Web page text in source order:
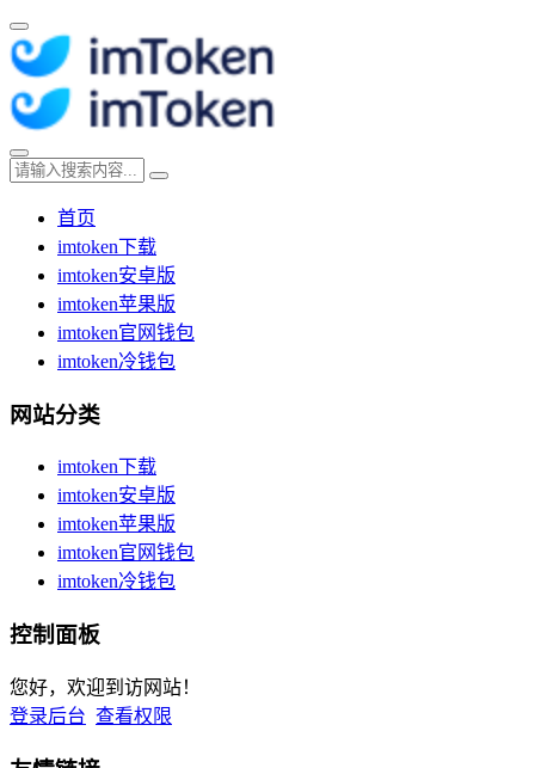
首页
imtoken下载
imtoken安卓版
imtoken苹果版
imtoken官网钱包
imtoken冷钱包
网站分类
imtoken下载
imtoken安卓版
imtoken苹果版
imtoken官网钱包
imtoken冷钱包
控制面板
您好，欢迎到访网站！
登录后台 查看权限